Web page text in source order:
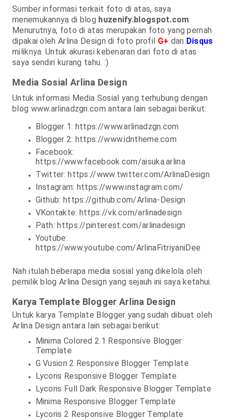
Sumber informasi terkait foto di atas, saya
menemukannya di blog huzenify.blogspot.com.
Menurutnya, foto di atas merupakan foto yang pernah
dipakai oleh Arlina Design di foto profil G+ dan Disqus
miliknya. Untuk akurasi kebenaran dari foto di atas
saya sendiri kurang tahu. :)
Media Sosial Arlina Design
Untuk informasi Media Sosial yang terhubung dengan
blog www.arlinadzgn.com antara lain sebagai berikut:
Blogger 1: https://www.arlinadzgn.com
Blogger 2: https://www.idntheme.com
Facebook:
https://www.facebook.com/aisuka.arlina
Twitter: https://www.twitter.com/ArlinaDesign
Instagram: https://www.instagram.com/
Github: https://github.com/Arlina-Design
VKontakte: https://vk.com/arlinadesign
Path: https://pinterest.com/arlinadesign
Youtube:
https://www.youtube.com/ArlinaFitriyaniDee
Nah itulah beberapa media sosial yang dikelola oleh
pemilik blog Arlina Design yang sejauh ini saya ketahui.
Karya Template Blogger Arlina Design
Untuk karya Template Blogger yang sudah dibuat oleh
Arlina Design antara lain sebagai berikut:
Minima Colored 2.1 Responsive Blogger
Template
G Vusion 2 Responsive Blogger Template
Lycoris Responsive Blogger Template
Lycoris Full Dark Responsive Blogger Template
Minima Responsive Blogger Template
Lycoris 2 Responsive Blogger Template